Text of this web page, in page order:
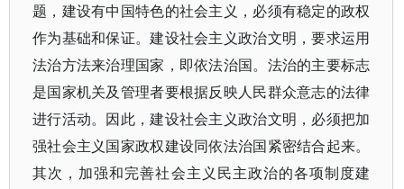
题，建设有中国特色的社会主义，必须有稳定的政权
作为基础和保证。建设社会主义政治文明，要求运用
法治方法来治理国家，即依法治国。法治的主要标志
是国家机关及管理者要根据反映人民群众意志的法律
进行活动。因此，建设社会主义政治文明，必须把加
强社会主义国家政权建设同依法治国紧密结合起来。
其次，加强和完善社会主义民主政治的各项制度建